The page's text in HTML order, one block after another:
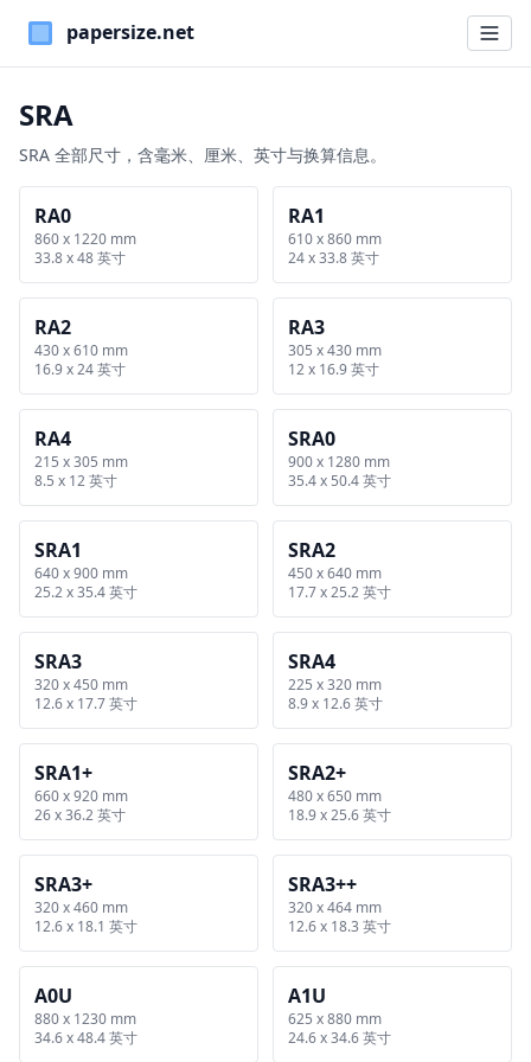
Paper Sizes
SRA
SRA 全部尺寸，含毫米、厘米、英寸与换算信息。
RA0
860 x 1220 mm
33.8 x 48 英寸
RA1
610 x 860 mm
24 x 33.8 英寸
RA2
430 x 610 mm
16.9 x 24 英寸
RA3
305 x 430 mm
12 x 16.9 英寸
RA4
215 x 305 mm
8.5 x 12 英寸
SRA0
900 x 1280 mm
35.4 x 50.4 英寸
SRA1
640 x 900 mm
25.2 x 35.4 英寸
SRA2
450 x 640 mm
17.7 x 25.2 英寸
SRA3
320 x 450 mm
12.6 x 17.7 英寸
SRA4
225 x 320 mm
8.9 x 12.6 英寸
SRA1+
660 x 920 mm
26 x 36.2 英寸
SRA2+
480 x 650 mm
18.9 x 25.6 英寸
SRA3+
320 x 460 mm
12.6 x 18.1 英寸
SRA3++
320 x 464 mm
12.6 x 18.3 英寸
A0U
880 x 1230 mm
34.6 x 48.4 英寸
A1U
625 x 880 mm
24.6 x 34.6 英寸